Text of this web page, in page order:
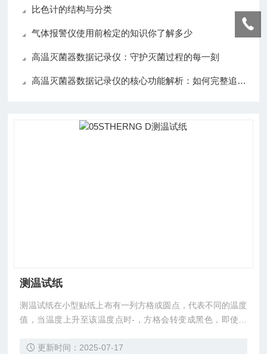
比色计的结构与分类
气体报警仪使用前检定的知识你了解多少
高温灭菌器数据记录仪：守护灭菌过程的每一刻
高温灭菌器数据记录仪的核心功能解析：如何完整追踪并验证灭菌过程的温度与压力？
测温试纸
测温试纸在小型贴纸上布有一列方格或圆点，代表不同的温度
值，当温度上升至该温度点时-，方格会转变成黑色，即使随
体曾经经历过的高温度，不须长时间在旁监视就可以知道是否
更新时间：2025-07-17